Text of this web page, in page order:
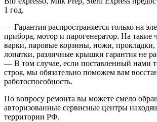
1 год.
— Гарантия распространяется только на
прибора, мотор и парогенератор. На такие
варки, паровые корзины, ножи, прокладки,
лопатки, различные крышки гарантия не
— В том случае, если поставленный нами
строя, мы обязательно поможем вам
работоспособность.
По вопросу ремонта вы можете смело
авторизованные сервисные центры
территории РФ.